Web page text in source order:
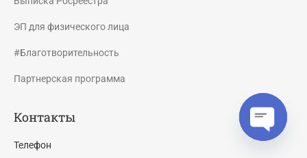
ЭП для физического лица
#Благотворительность
Партнерская программа
Контакты
Телефон